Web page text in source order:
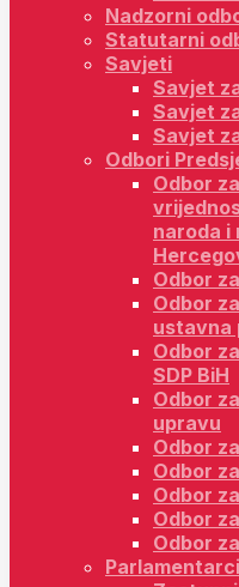
Nadzorni
Statutarni
Savjeti
Savjet
Savjet
Savjet
Odbori
Odbor
naroda i
Odbor
Odbor
ustavna
Odbor
SDP BiH
Odbor
upravu
Odbor
Odbor
Odbor
Odbor
Odbor
Parlamentarci